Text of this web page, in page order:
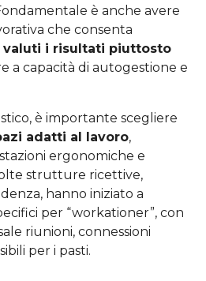
è anche avere
che consenta
valuti i risultati piuttosto
a capacità di autogestione e
è importante scegliere
adatti al lavoro,
ergonomiche e
strutture ricettive,
hanno iniziato a
per “workationer”, con
riunioni, connessioni
per i pasti.